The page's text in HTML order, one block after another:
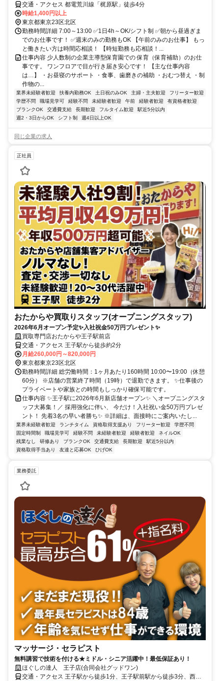
交通・アクセス 都電荒川線「梶原駅」徒歩4分
時給1,400円以上
東京都東京23区北区
勤務時間詳細 7:00～13:00 ✅1日4h～OK/シフト制 ✅朝から昼過ぎま
でのお仕事です！ ✅週末のみの勤務もOK 【午前のみのお仕事】 もっ
と働きたい方は時間応相談！ 【時短勤務も応相談！...
仕事内容 少人数制の企業主導型保育園での 保育（保育補助）のお仕
事です。 ワンフロアで目が行き届き安心です！ 【主な仕事内容
は…】 ・お昼寝のサポート ・食事、歯磨きの補助 ・おむつ替え ・制
作物の...
業界未経験者歓迎 扶養内勤務OK 土日祝のみOK 主婦・主夫歓迎
フリーター歓迎
学歴不問
職場見学可 経験不問 未経験者歓迎 午前 経験者歓迎
有資格者歓迎
ブランクOK
交通費支給 長期歓迎 フルタイム歓迎
駅近5分以内
週2・3日からOK
シフト制 週4日以上OK
同じ企業の求人
正社員
おたからや買取りスタッフ(オープニングスタッフ)
2026年6月オープン予定✨入社祝金50万円プレゼント✨
買取専門店おたからや王子駅前店
交通・アクセス 王子駅から徒歩約2分
月給260,000円～820,000円
東京都東京23区北区
勤務時間詳細 総労働時間：1ヶ月あたり160時間 10:00〜19:00（休憩
60分） ※店舗の営業終了時間（19時）で退勤できます。 ✨仕事後の
プライベートや家族との時間もしっかり確保可能です。
仕事内容 ✨王子駅に2026年6月新店舗オープン✨ ＼オープニングスタ
ッフ大募集！／ 採用強化に伴い、 今だけ！入社祝い金50万円プレゼ
ント！ 先着3名の早い者勝ち✨ ※詳細は、面接時にご案内いたし...
業界未経験者歓迎 ランチタイム 資格取得支援あり フリーター歓迎
学歴不問
固定時間制
職場見学可 経験不問 未経験者歓迎 経験者歓迎
ネイルOK
残業なし
研修あり ブランクOK 交通費支給 長期歓迎
駅近5分以内
資格取得手当あり
友達と応募OK ひげOK
業務委託
マッサージ・セラピスト
無料講習で技術を付ける★ミドル・シニア活躍中！最低保証あり！
ほぐしの達人 王子店(合同会社グッドワン)
交通・アクセス 王子駅から徒歩1分、王子駅前駅から徒歩3分、西ヶ